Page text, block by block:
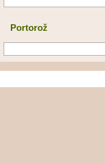
Portorož